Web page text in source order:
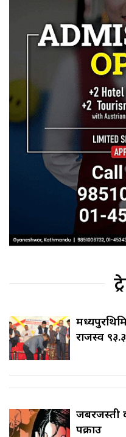
राजस्व
जबरजस्ती
पक्राउ